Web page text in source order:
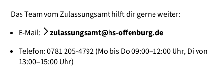
Das Team vom Zulassungsamt hilft dir gerne weiter:
E-Mail:
zulassungsamt@hs-offenburg.de
Telefon: 0781 205-4792 (Mo bis Do 09:00–12:00 Uhr, Di von
13:00–15:00 Uhr)